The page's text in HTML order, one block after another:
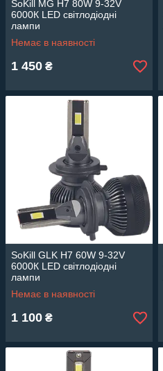
SoKill MG H7 80W 9-32V
6000К LED світлодіодні
лампи
Немає в наявності
1 450 ₴
SoKill GLK H7 60W 9-32V
6000К LED світлодіодні
лампи
Немає в наявності
1 100 ₴